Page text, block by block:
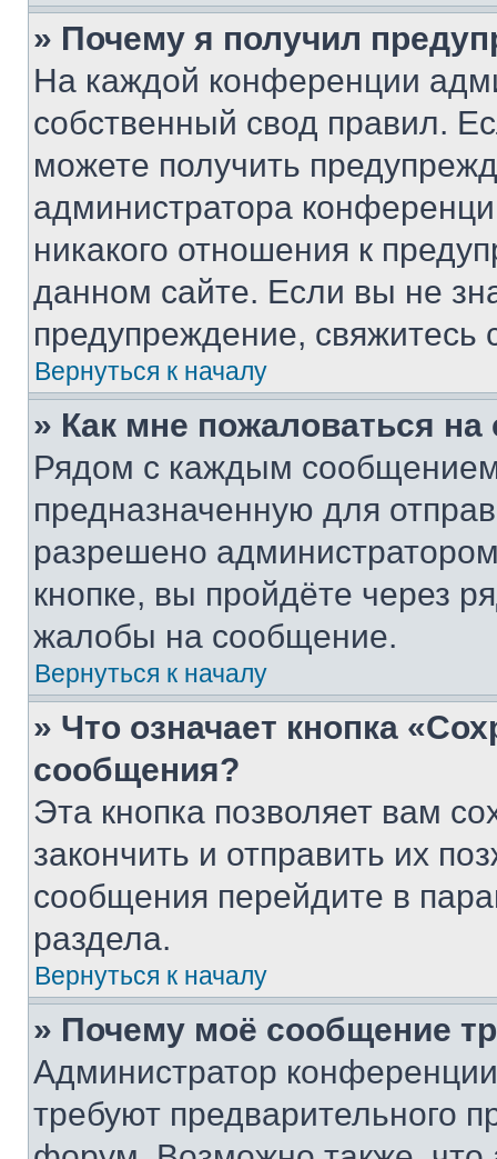
» Почему я получил
На каждой конференции
собственный свод правил.
можете получить
администратора
никакого отношения к
данном сайте. Если вы не
предупреждение,
Вернуться к началу
» Как мне пожаловаться
Рядом с каждым сообщением
предназначенную для
разрешено
кнопке, вы пройдёте через
жалобы на сообщение.
Вернуться к началу
» Что означает кнопка
сообщения?
Эта кнопка позволяет вам
закончить и отправить их
сообщения перейдите в
раздела.
Вернуться к началу
» Почему моё сообщение
Администратор
требуют предварительного